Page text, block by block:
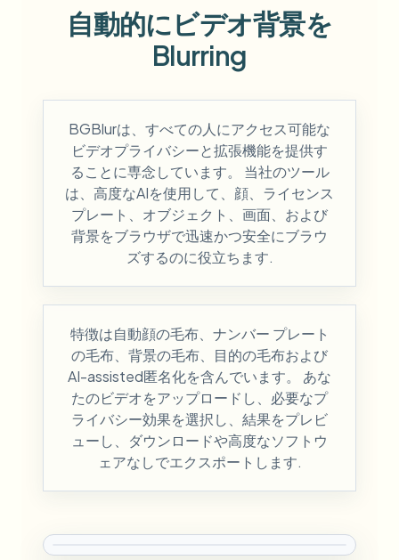
自動的にビデオ背景を
Blurring
BGBlurは、すべての人にアクセス可能な
ビデオプライバシーと拡張機能を提供す
ることに専念しています。 当社のツール
は、高度なAIを使用して、顔、ライセンス
プレート、オブジェクト、画面、および
背景をブラウザで迅速かつ安全にブラウ
ズするのに役立ちます.
特徴は自動顔の毛布、ナンバー プレート
の毛布、背景の毛布、目的の毛布および
AI-assisted匿名化を含んでいます。 あな
たのビデオをアップロードし、必要なプ
ライバシー効果を選択し、結果をプレビ
ューし、ダウンロードや高度なソフトウ
ェアなしでエクスポートします.